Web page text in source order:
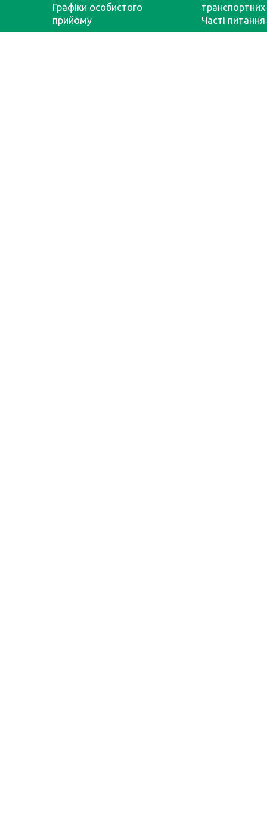
Графіки особистого
прийому
транспортних
Часті питання